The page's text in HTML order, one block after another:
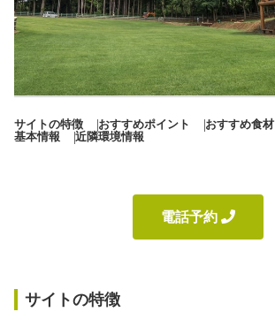
秋冬キャンプ 山間
海辺キャンプ 川
湖畔キャンプ
プライバシーポリシー
サイトの特徴 おすすめポイント おすすめ食材
基本情報
近隣環境情報
電話予約
サイトの特徴